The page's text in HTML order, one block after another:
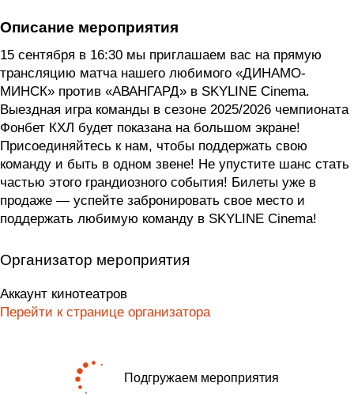
Описание мероприятия
15 сентября в 16:30 мы приглашаем вас на прямую
трансляцию матча нашего любимого «ДИНАМО-
МИНСК» против «АВАНГАРД» в SKYLINE Cinema.
Выездная игра команды в сезоне 2025/2026 чемпионата
Фонбет КХЛ будет показана на большом экране!
Присоединяйтесь к нам, чтобы поддержать свою
команду и быть в одном звене! Не упустите шанс стать
частью этого грандиозного события! Билеты уже в
продаже — успейте забронировать свое место и
поддержать любимую команду в SKYLINE Cinema!
Организатор мероприятия
Аккаунт кинотеатров
Перейти к странице организатора
Подгружаем мероприятия